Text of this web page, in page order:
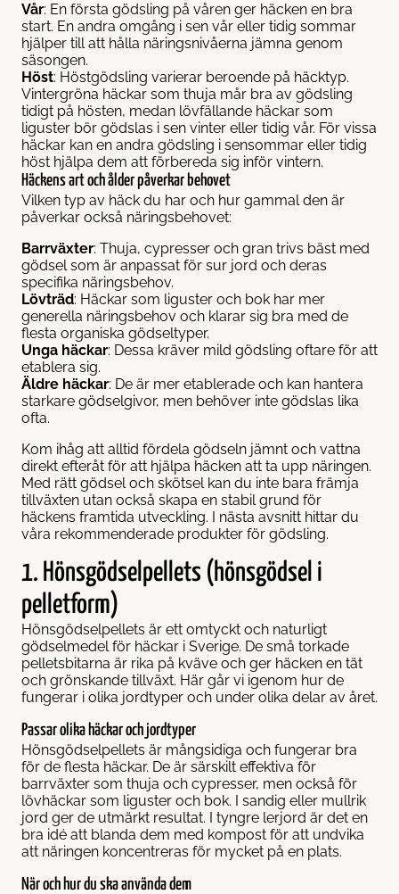
Vår: En första gödsling på våren ger häcken en bra
start. En andra omgång i sen vår eller tidig sommar
hjälper till att hålla näringsnivåerna jämna genom
säsongen.
Höst: Höstgödsling varierar beroende på häcktyp.
Vintergröna häckar som thuja mår bra av gödsling
tidigt på hösten, medan lövfällande häckar som
liguster bör gödslas i sen vinter eller tidig vår. För vissa
häckar kan en andra gödsling i sensommar eller tidig
höst hjälpa dem att förbereda sig inför vintern.
Häckens art och ålder påverkar behovet
Vilken typ av häck du har och hur gammal den är
påverkar också näringsbehovet:
Barrväxter: Thuja, cypresser och gran trivs bäst med
gödsel som är anpassat för sur jord och deras
specifika näringsbehov.
Lövträd: Häckar som liguster och bok har mer
generella näringsbehov och klarar sig bra med de
flesta organiska gödseltyper.
Unga häckar: Dessa kräver mild gödsling oftare för att
etablera sig.
Äldre häckar: De är mer etablerade och kan hantera
starkare gödselgivor, men behöver inte gödslas lika
ofta.
Kom ihåg att alltid fördela gödseln jämnt och vattna
direkt efteråt för att hjälpa häcken att ta upp näringen.
Med rätt gödsel och skötsel kan du inte bara främja
tillväxten utan också skapa en stabil grund för
häckens framtida utveckling. I nästa avsnitt hittar du
våra rekommenderade produkter för gödsling.
1. Hönsgödselpellets (hönsgödsel i
pelletform)
Hönsgödselpellets är ett omtyckt och naturligt
gödselmedel för häckar i Sverige. De små torkade
pelletsbitarna är rika på kväve och ger häcken en tät
och grönskande tillväxt. Här går vi igenom hur de
fungerar i olika jordtyper och under olika delar av året.
Passar olika häckar och jordtyper
Hönsgödselpellets är mångsidiga och fungerar bra
för de flesta häckar. De är särskilt effektiva för
barrväxter som thuja och cypresser, men också för
lövhäckar som liguster och bok. I sandig eller mullrik
jord ger de utmärkt resultat. I tyngre lerjord är det en
bra idé att blanda dem med kompost för att undvika
att näringen koncentreras för mycket på en plats.
När och hur du ska använda dem